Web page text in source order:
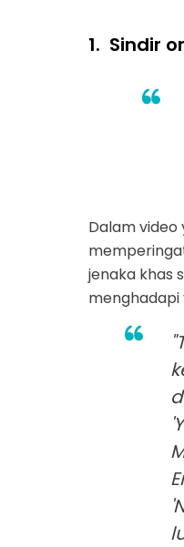
1. Sindir
Dalam
jenaka khas
menghadapi